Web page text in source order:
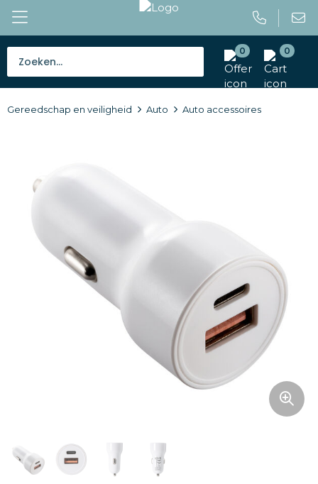
0 0
Tassen
Giveaways
Paraplu's
Outdoor en vrije tijd
Gereedschap en veiligheid
Kantoorartikelen
Gadgets
Gereedschap en veiligheid Auto Auto accessoires